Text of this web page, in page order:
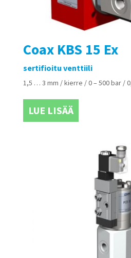
Coax KBS 15 Ex
sertifioitu venttiili
1,5 … 3 mm / kierre / 0 – 500 bar /
LUE LISÄÄ